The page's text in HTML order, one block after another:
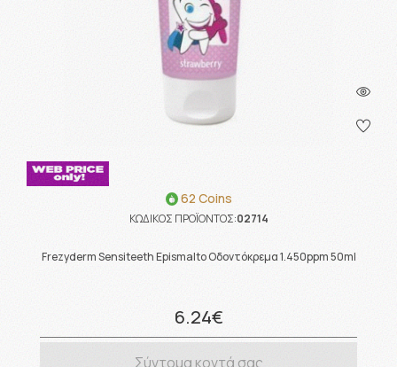
62 Coins
ΚΩΔΙΚΟΣ ΠΡΟΪΟΝΤΟΣ:02714
Frezyderm Sensiteeth Epismalto Οδοντόκρεμα 1.450ppm 50ml
6.24€
Σύντομα κοντά σας